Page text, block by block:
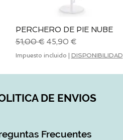
Vista rápida
PERCHERO DE PIE NUBE
Precio
51,00 € Precio de oferta
45,90 €
Impuesto incluido DISPONIBILIDAD
DE ENVIOS
Frecuentes